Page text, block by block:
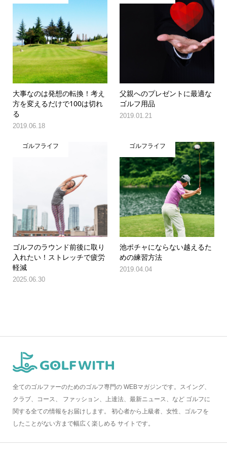
大事なのは発想の転換！考え
方を変えるだけで100は切れ
る
2019.06.18
父親へのプレゼントに最適な
ゴルフ用品
2019.01.21
ゴルフライフ
ゴルフのラウンド前後に取り
入れたい！ストレッチで疲労
軽減
2025.06.30
ゴルフライフ
池ポチャにならない越えるた
めの練習方法
2019.04.04
全てのゴルファーのためのゴルフ専門の WEBマガジンです。スイング、
クラブ、コース、 ファッション、上達法、最新ニュース、など ゴルフに
関する全ての情報をお届けします。 初心者から上級者、女性、ゴルフを
したことがない方まで幅広く楽しめる サイトです。